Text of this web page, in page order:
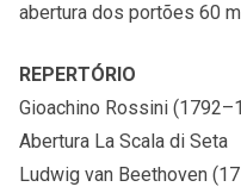
abertura dos portões 60
REPERTÓRIO
Gioachino Rossini
Abertura La Scala di Seta
Ludwig van Beethoven